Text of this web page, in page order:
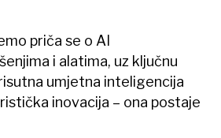
priča se o AI
i alatima, uz ključnu
umjetna inteligencija
inovacija – ona postaje